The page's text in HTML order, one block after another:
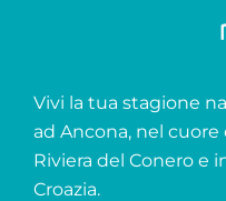
Vivi la tua stagione
ad Ancona, nel cuore
Riviera del Conero e
Croazia.